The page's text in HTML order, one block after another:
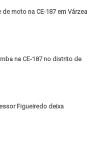
moto na CE-187 em Várzea
na CE-187 no distrito de
Figueiredo deixa